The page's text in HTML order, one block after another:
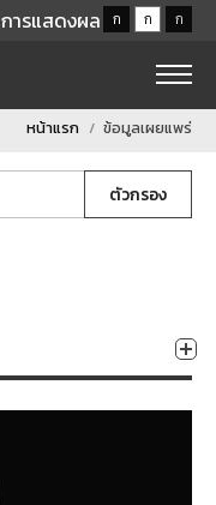
การแสดงผล ก ก ก
หน้าแรก ข้อมูลเผยแพร่
ตัวกรอง